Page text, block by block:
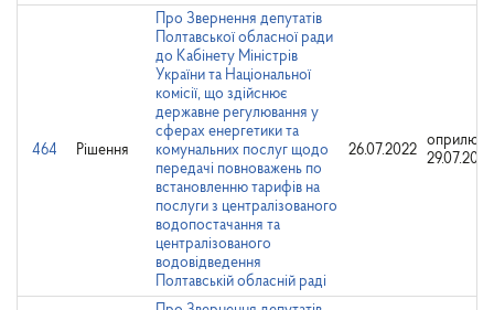
464 Рішення
Про Звернення депутатів
Полтавської обласної ради
до Кабінету Міністрів
України та Національної
комісії, що здійснює
державне регулювання у
сферах енергетики та
комунальних послуг щодо
передачі повноважень по
встановленню тарифів на
послуги з централізованого
водопостачання та
централізованого
водовідведення
Полтавській обласній раді
26.07.2022
29.07.2022